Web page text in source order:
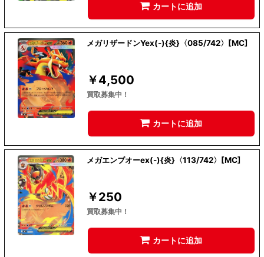
カートに追加
メガリザードンYex(-){炎}〈085/742〉[MC]
￥4,500
買取募集中！
カートに追加
メガエンブオーex(-){炎}〈113/742〉[MC]
￥250
買取募集中！
カートに追加